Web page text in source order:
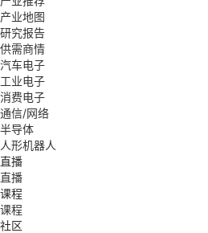
产业地图
研究报告
供需商情
汽车电子
工业电子
消费电子
通信/网络
半导体
人形机器人
直播
直播
课程
课程
社区